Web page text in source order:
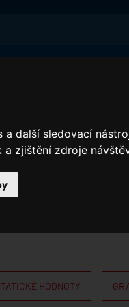
další sledovací
zjištění zdroje
HODNOTY